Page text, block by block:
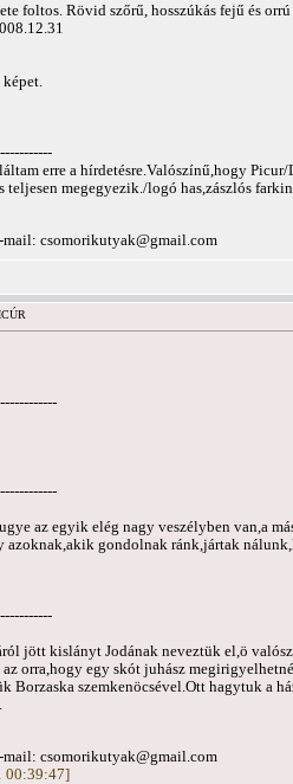
foltos. Rövid szőrű, hosszúkás fejű és
erre a hírdetésre.Valószínű,hogy
teljesen megegyezik./logó has,zászlós
mail: csomorikutyak@gmail.com
az egyik elég nagy veszélyben van,a
gondolnak ránk,jártak
jött kislányt Jodának neveztük el,ö
orra,hogy egy skót juhász
szemkenöcsével.Ott hagytuk a
mail: csomorikutyak@gmail.com
00:39:47]